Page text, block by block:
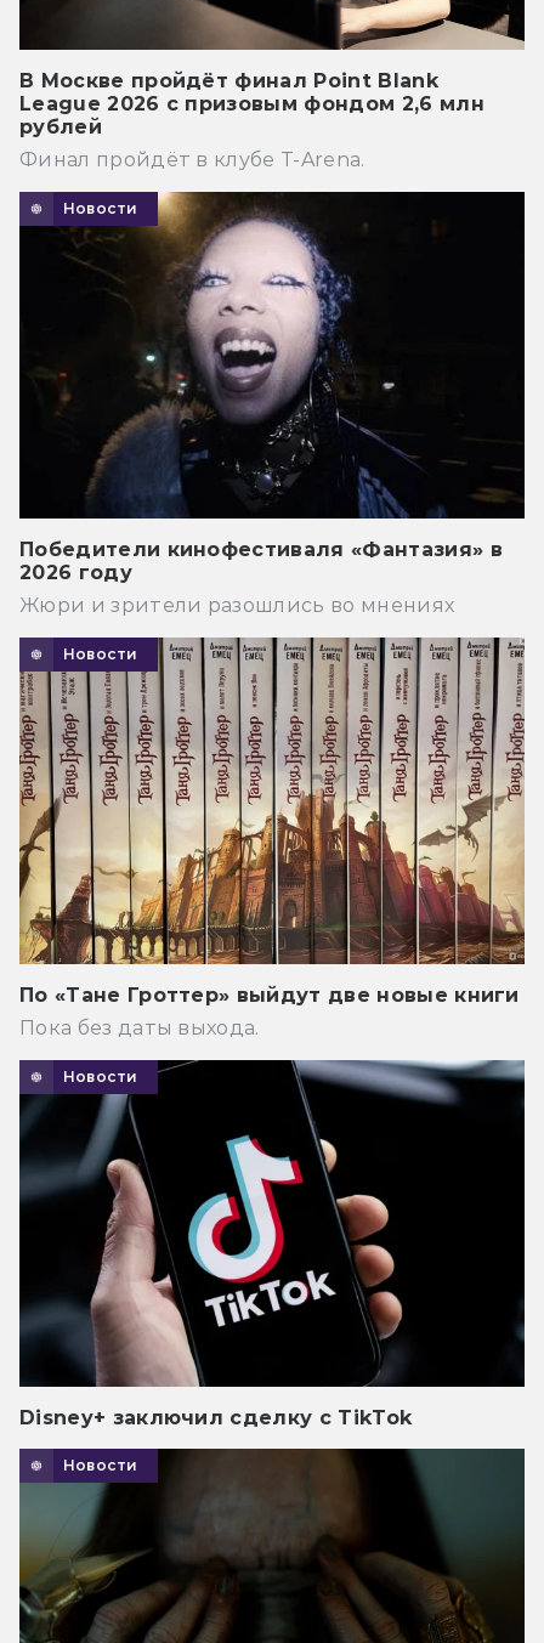
В Москве пройдёт финал Point Blank
League 2026 с призовым фондом 2,6 млн
рублей
Финал пройдёт в клубе T-Arena.
Новости
Победители кинофестиваля «Фантазия» в
2026 году
Жюри и зрители разошлись во мнениях
Новости
По «Тане Гроттер» выйдут две новые книги
Пока без даты выхода.
Новости
Disney+ заключил сделку с TikTok
Новости